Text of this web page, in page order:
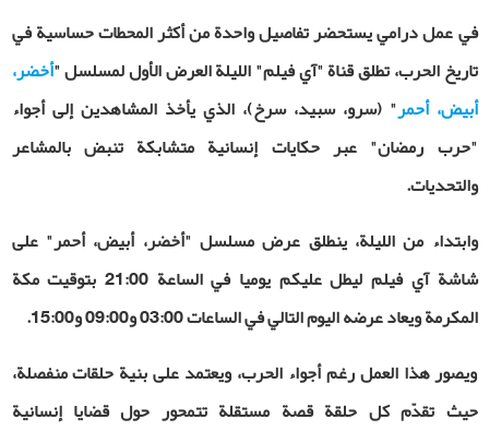
في عمل درامي يستحضر تفاصيل واحدة من أكثر المحطات حساسية في
تاريخ الحرب، تطلق قناة "آي فيلم" الليلة العرض الأول لمسلسل "أخضر،
أبيض، أحمر" (سرو، سبيد، سرخ)، الذي يأخذ المشاهدين إلى أجواء
"حرب رمضان" عبر حكايات إنسانية متشابكة تنبض بالمشاعر
والتحديات.
وابتداء من الليلة، ينطلق عرض مسلسل "أخضر، أبيض، أحمر" على
شاشة آي فيلم لیطل علیکم يوميا في الساعة 21:00 بتوقيت مكة
المكرمة ويعاد عرضه اليوم التالي في الساعات 03:00 و09:00 و15:00.
ويصور هذا العمل رغم أجواء الحرب، ويعتمد على بنية حلقات منفصلة،
حيث تقدّم كل حلقة قصة مستقلة تتمحور حول قضايا إنسانية